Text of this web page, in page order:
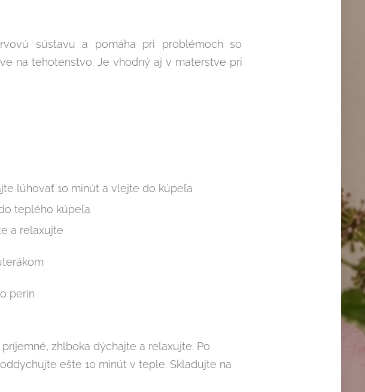
sústavu a pomáha pri problémoch so
na tehotenstvo. Je vhodný aj v materstve pri
lúhovať 10 minút a vlejte do kúpeľa
teplého kúpeľa
a relaxujte
perín
zhlboka dýchajte a relaxujte. Po
ešte 10 minút v teple. Skladujte na